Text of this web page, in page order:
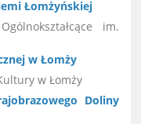
Łomżyńskiej
im.
w Łomży
w Łomży
Doliny